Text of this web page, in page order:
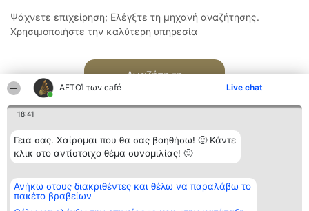
ΑΕΤΟΊ των café Live chat
18:41
Γεια σας. Χαίρομαι που θα σας βοηθήσω! 🙂 Κάντε
κλικ στο αντίστοιχο θέμα συνομιλίας! 🙂
Ανήκω στους διακριθέντες και θέλω να παραλάβω το
πακέτο βραβείων
Ψάχνετε επιχείρηση; Ελέγξτε τη μηχανή αναζήτησης.
Χρησιμοποιήστε την καλύτερη υπηρεσία
Αναζήτηση
Διοργανωτής της
κατάταξης
BEAUTIFUL COMPANY
Κατάταξη
Διακριθέντες
των
Επικοινωνία
Επικοινωνία